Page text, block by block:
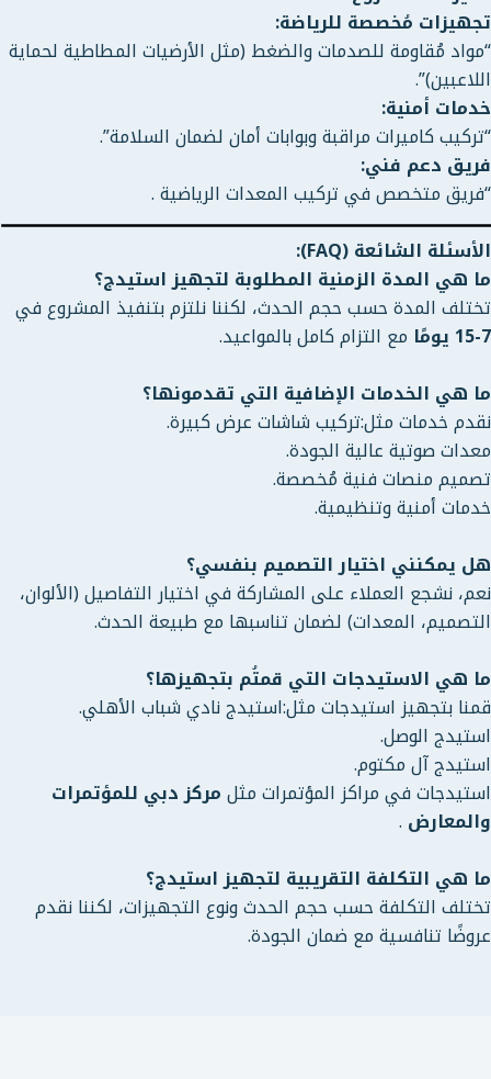
تجهيزات مُخصصة للرياضة:
“مواد مُقاومة للصدمات والضغط (مثل الأرضيات المطاطية لحماية
اللاعبين)”.
خدمات أمنية:
“تركيب كاميرات مراقبة وبوابات أمان لضمان السلامة”.
فريق دعم فني:
“فريق متخصص في تركيب المعدات الرياضية .
الأسئلة الشائعة (FAQ):
ما هي المدة الزمنية المطلوبة لتجهيز استيدج؟
تختلف المدة حسب حجم الحدث، لكننا نلتزم بتنفيذ المشروع في
7-15 يومًا
مع التزام كامل بالمواعيد.
ما هي الخدمات الإضافية التي تقدمونها؟
نقدم خدمات مثل:تركيب شاشات عرض كبيرة.
معدات صوتية عالية الجودة.
تصميم منصات فنية مُخصصة.
خدمات أمنية وتنظيمية.
هل يمكنني اختيار التصميم بنفسي؟
نعم، نشجع العملاء على المشاركة في اختيار التفاصيل (الألوان،
التصميم، المعدات) لضمان تناسبها مع طبيعة الحدث.
ما هي الاستيدجات التي قمتُم بتجهيزها؟
قمنا بتجهيز استيدجات مثل:استيدج نادي شباب الأهلي.
استيدج الوصل.
استيدج آل مكتوم.
استيدجات في مراكز المؤتمرات مثلمركز دبي للمؤتمرات
والمعارض .
ما هي التكلفة التقريبية لتجهيز استيدج؟
تختلف التكلفة حسب حجم الحدث ونوع التجهيزات، لكننا نقدم
عروضًا تنافسية مع ضمان الجودة.